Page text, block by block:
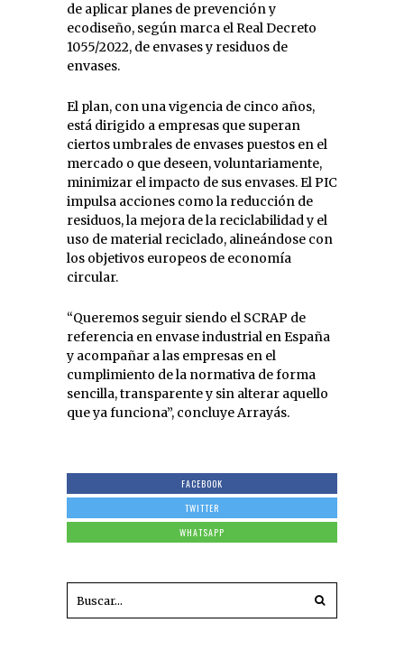
de aplicar planes de prevención y
ecodiseño, según marca el Real Decreto
1055/2022, de envases y residuos de
envases.
El plan, con una vigencia de cinco años,
está dirigido a empresas que superan
ciertos umbrales de envases puestos en el
mercado o que deseen, voluntariamente,
minimizar el impacto de sus envases. El PIC
impulsa acciones como la reducción de
residuos, la mejora de la reciclabilidad y el
uso de material reciclado, alineándose con
los objetivos europeos de economía
circular.
“Queremos seguir siendo el SCRAP de
referencia en envase industrial en España
y acompañar a las empresas en el
cumplimiento de la normativa de forma
sencilla, transparente y sin alterar aquello
que ya funciona”, concluye Arrayás.
FACEBOOK
TWITTER
WHATSAPP